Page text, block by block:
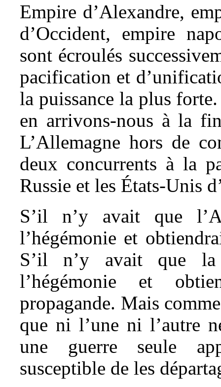
Empire d’Alexandre,
d’Occident, empire
sont écroulés
pacification et
la puissance la plus
en arrivons-nous à la
L’Allemagne hors de
deux concurrents à la
Russie et les États-Unis
S’il n’y avait que
l’hégémonie et
S’il n’y avait que
l’hégémonie et
propagande. Mais
que ni l’une ni l’autre
une guerre seule
susceptible de les